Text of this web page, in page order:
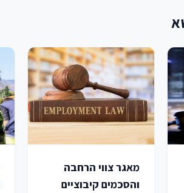
מאגר צווי הרחבה
והסכמים קיבוציים